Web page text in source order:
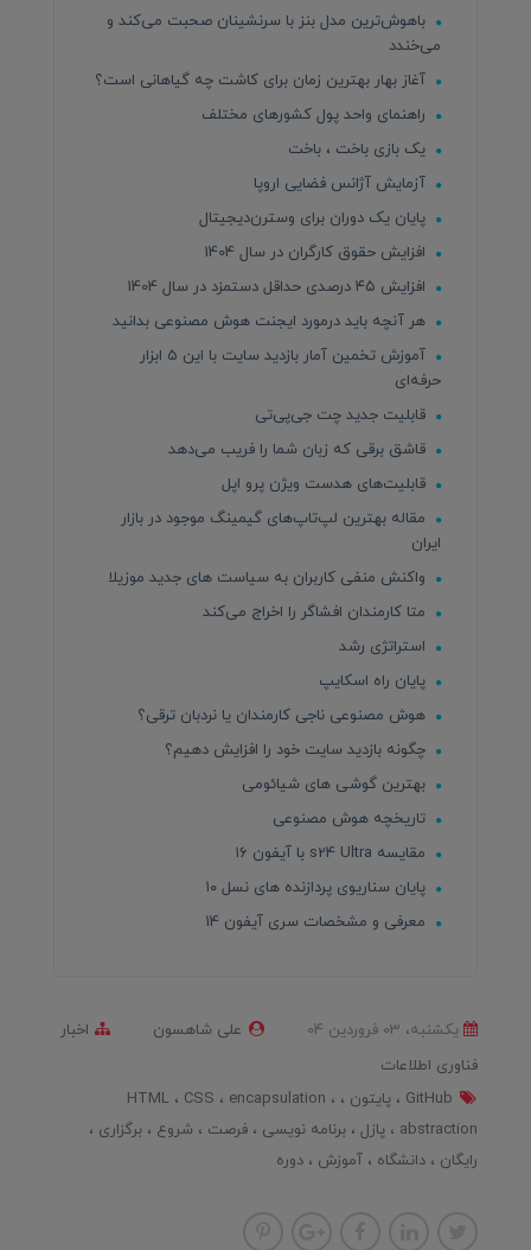
باهوش‌ترین مدل بنز با سرنشینان صحبت می‌کند و
می‌خندد
آغاز بهار بهترین زمان برای کاشت چه گیاهانی است؟
راهنمای واحد پول کشورهای مختلف
یک بازی باخت ، باخت
آزمایش آژانس فضایی اروپا
پایان یک دوران برای وسترن‌دیجیتال
افزایش حقوق کارگران در سال 1404
افزایش ۴۵ درصدی حداقل دستمزد در سال 1404
هر آنچه باید درمورد ایجنت هوش مصنوعی بدانید
آموزش تخمین آمار بازدید سایت با این 5 ابزار
حرفه‌ای
قابلیت جدید چت جی‌پی‌تی
قاشق برقی که زبان شما را فریب می‌دهد
قابلیت‌های هدست ویژن پرو اپل
مقاله بهترین لپ‌تاپ‌های گیمینگ موجود در بازار
ایران
واکنش منفی کاربران به سیاست های جدید موزیلا
متا کارمندان افشاگر را اخراج می‌کند
استراتژی رشد
پایان راه اسکایپ
هوش مصنوعی ناجی کارمندان یا نردبان ترقی؟
چگونه بازدید سایت خود را افزایش دهیم؟
بهترین گوشی های شیائومی
تاریخچه هوش مصنوعی
مقایسه s24 Ultra با آیفون ۱۶
پایان سناریوی پردازنده های نسل ۱۰
معرفی و مشخصات سری آیفون 14
یکشنبه، 03 فروردین 04 علی شاهسون
اخبار
فناوری اطلاعات
GitHub
پایتون HTML CSS
encapsulation
abstraction
پازل برنامه نویسی فرصت شروع
برگزاری
رایگان
دانشگاه آموزش دوره